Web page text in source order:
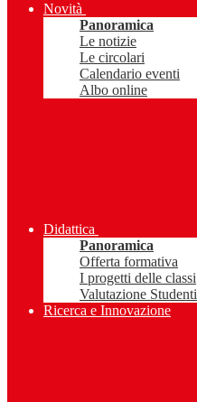
Novità
Panoramica
Le notizie
Le circolari
Calendario eventi
Albo online
Didattica
Panoramica
Offerta formativa
I progetti delle classi
Valutazione Studenti
Ricerca e Innovazione